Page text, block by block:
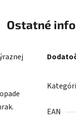
Ostatné
EAN